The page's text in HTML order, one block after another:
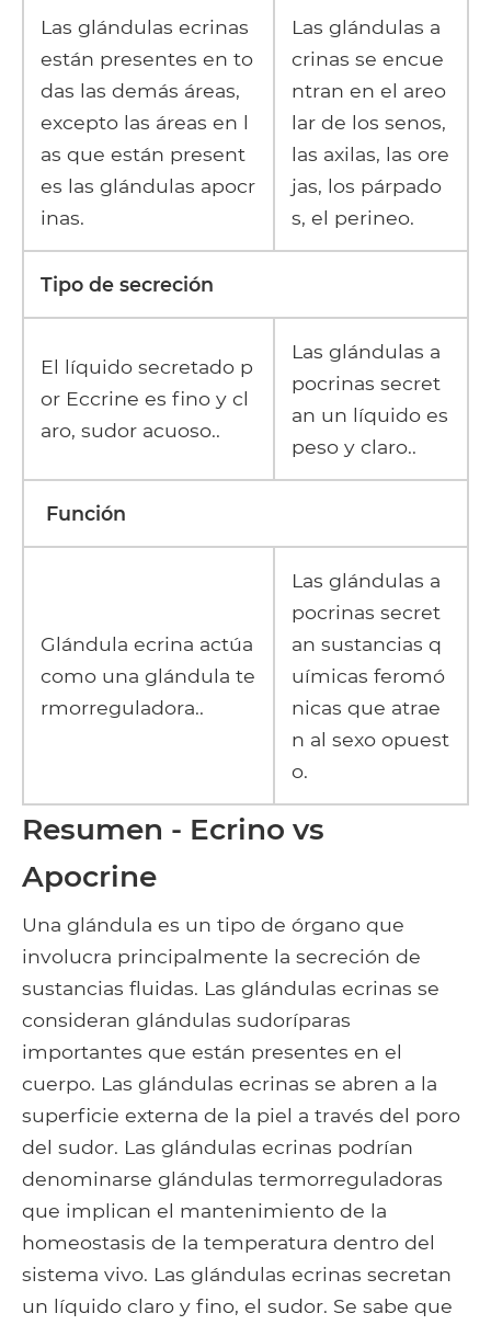
Las glándulas ecrinas
están presentes en to
das las demás áreas,
excepto las áreas en l
as que están present
es las glándulas apocr
inas.
Las glándulas a
crinas se encue
ntran en el areo
lar de los senos,
las axilas, las ore
jas, los párpado
s, el perineo.
Tipo de secreción
El líquido secretado p
or Eccrine es fino y cl
aro, sudor acuoso..
Las glándulas a
pocrinas secret
an un líquido es
peso y claro..
Función
Glándula ecrina actúa
como una glándula te
rmorreguladora..
Las glándulas a
pocrinas secret
an sustancias q
uímicas feromó
nicas que atrae
n al sexo opuest
o.
Resumen - Ecrino vs
Apocrine
Una glándula es un tipo de órgano que
involucra principalmente la secreción de
sustancias fluidas. Las glándulas ecrinas se
consideran glándulas sudoríparas
importantes que están presentes en el
cuerpo. Las glándulas ecrinas se abren a la
superficie externa de la piel a través del poro
del sudor. Las glándulas ecrinas podrían
denominarse glándulas termorreguladoras
que implican el mantenimiento de la
homeostasis de la temperatura dentro del
sistema vivo. Las glándulas ecrinas secretan
un líquido claro y fino, el sudor. Se sabe que